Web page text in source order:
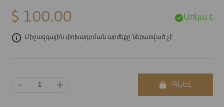
$ 100.00 Առկա է
Միջազգային փոխադրման արժեքը ներառված չէ
- + ԳՆԵԼ